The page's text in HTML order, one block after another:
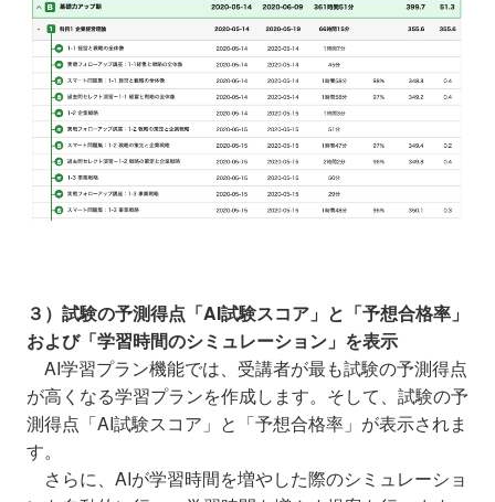
３）試験の予測得点「AI試験スコア」と「予想合格率」
および「学習時間のシミュレーション」を表示
AI学習プラン機能では、受講者が最も試験の予測得点
が高くなる学習プランを作成します。そして、試験の予
測得点「AI試験スコア」と「予想合格率」が表示されま
す。
さらに、AIが学習時間を増やした際のシミュレーショ